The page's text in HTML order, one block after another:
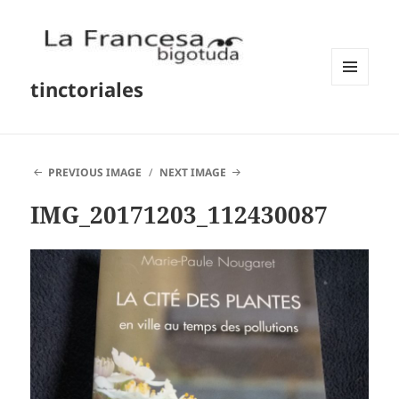
tinctoriales
PREVIOUS IMAGE NEXT IMAGE
IMG_20171203_112430087